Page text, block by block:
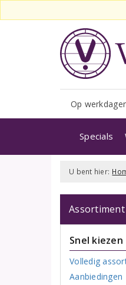
Op
Specials
U bent hier:
Assortiment
Snel kiezen
Volledig
Aanbiedingen